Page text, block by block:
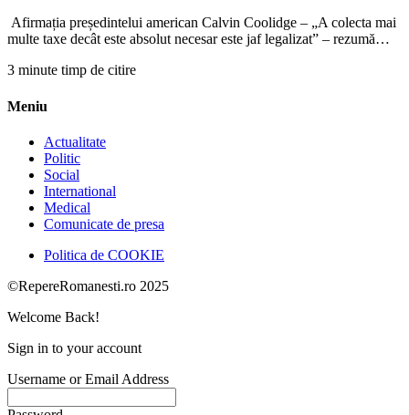
Afirmația președintelui american Calvin Coolidge – „A colecta mai
multe taxe decât este absolut necesar este jaf legalizat” – rezumă…
3 minute timp de citire
Meniu
Actualitate
Politic
Social
International
Medical
Comunicate de presa
Politica de COOKIE
©RepereRomanesti.ro 2025
Welcome Back!
Sign in to your account
Username or Email Address